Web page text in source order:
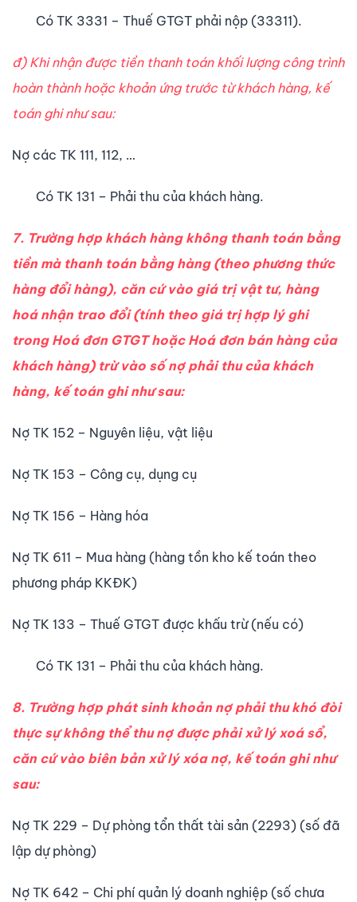
Có TK 3331 – Thuế GTGT phải nộp (33311).
đ) Khi nhận được tiền thanh toán khối lượng công trình
hoàn thành hoặc khoản ứng trước từ khách hàng, kế
toán ghi như sau:
Nợ các TK 111, 112, …
Có TK 131 – Phải thu của khách hàng.
7. Trường hợp khách hàng không thanh toán bằng
tiền mà thanh toán bằng hàng (theo phương thức
hàng đổi hàng), căn cứ vào giá trị vật tư, hàng
hoá nhận trao đổi (tính theo giá trị hợp lý ghi
trong Hoá đơn GTGT hoặc Hoá đơn bán hàng của
khách hàng) trừ vào số nợ phải thu của khách
hàng, kế toán ghi như sau:
Nợ TK 152 – Nguyên liệu, vật liệu
Nợ TK 153 – Công cụ, dụng cụ
Nợ TK 156 – Hàng hóa
Nợ TK 611 – Mua hàng (hàng tồn kho kế toán theo
phương pháp KKĐK)
Nợ TK 133 – Thuế GTGT được khấu trừ (nếu có)
Có TK 131 – Phải thu của khách hàng.
8. Trường hợp phát sinh khoản nợ phải thu khó đòi
thực sự không thể thu nợ được phải xử lý xoá sổ,
căn cứ vào biên bản xử lý xóa nợ, kế toán ghi như
sau:
Nợ TK 229 – Dự phòng tổn thất tài sản (2293) (số đã
lập dự phòng)
Nợ TK 642 – Chi phí quản lý doanh nghiệp (số chưa